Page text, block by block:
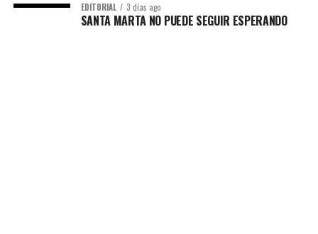
EDITORIAL 3 días ago
SANTA MARTA NO PUEDE SEGUIR ESPERANDO